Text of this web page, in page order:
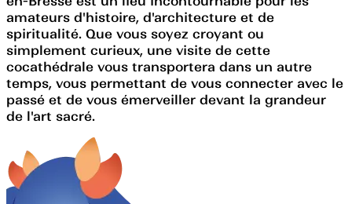
amateurs d'histoire, d'architecture et de
spiritualité. Que vous soyez croyant ou
simplement curieux, une visite de cette
cocathédrale vous transportera dans un autre
temps, vous permettant de vous connecter avec le
passé et de vous émerveiller devant la grandeur
de l'art sacré.